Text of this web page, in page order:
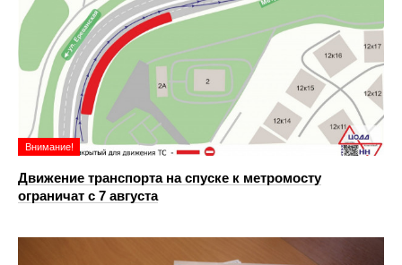
Внимание!
Движение транспорта на спуске к метромосту
ограничат с 7 августа